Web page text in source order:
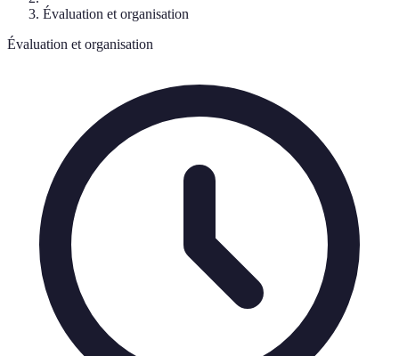
Évaluation et organisation
Évaluation et organisation